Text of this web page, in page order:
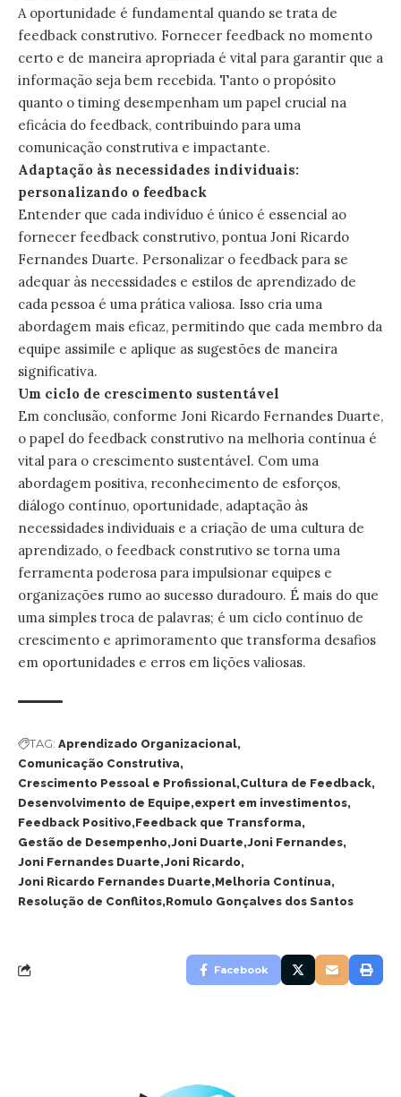
A oportunidade é fundamental quando se trata de
feedback construtivo. Fornecer feedback no momento
certo e de maneira apropriada é vital para garantir que a
informação seja bem recebida. Tanto o propósito
quanto o timing desempenham um papel crucial na
eficácia do feedback, contribuindo para uma
comunicação construtiva e impactante.
Adaptação às necessidades individuais:
personalizando o feedback
Entender que cada indivíduo é único é essencial ao
fornecer feedback construtivo, pontua Joni Ricardo
Fernandes Duarte. Personalizar o feedback para se
adequar às necessidades e estilos de aprendizado de
cada pessoa é uma prática valiosa. Isso cria uma
abordagem mais eficaz, permitindo que cada membro da
equipe assimile e aplique as sugestões de maneira
significativa.
Um ciclo de crescimento sustentável
Em conclusão, conforme Joni Ricardo Fernandes Duarte,
o papel do feedback construtivo na melhoria contínua é
vital para o crescimento sustentável. Com uma
abordagem positiva, reconhecimento de esforços,
diálogo contínuo, oportunidade, adaptação às
necessidades individuais e a criação de uma cultura de
aprendizado, o feedback construtivo se torna uma
ferramenta poderosa para impulsionar equipes e
organizações rumo ao sucesso duradouro. É mais do que
uma simples troca de palavras; é um ciclo contínuo de
crescimento e aprimoramento que transforma desafios
em oportunidades e erros em lições valiosas.
TAG: Aprendizado Organizacional
Comunicação Construtiva
Crescimento Pessoal e Profissional Cultura de Feedback
Desenvolvimento de Equipe expert em investimentos
Feedback Positivo Feedback que Transforma
Gestão de Desempenho Joni Duarte Joni Fernandes
Joni Fernandes Duarte Joni Ricardo
Joni Ricardo Fernandes Duarte Melhoria Contínua
Resolução de Conflitos Romulo Gonçalves dos Santos
Facebook